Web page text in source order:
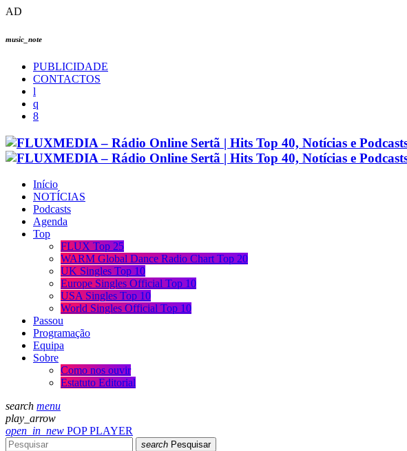
AD
music_note
PUBLICIDADE
CONTACTOS
Início
NOTÍCIAS
Podcasts
Agenda
Top
FLUX Top 25
WARM Global Dance Radio Chart Top 20
UK Singles Top 10
Europe Singles Official Top 10
USA Singles Top 10
World Singles Official Top 10
Passou
Programação
Equipa
Sobre
Como nos ouvir
Estatuto Editorial
search menu
play_arrow
open_in_new POP PLAYER
search Pesquisar